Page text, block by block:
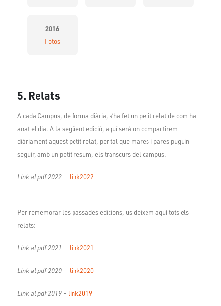
2016
Fotos
5. Relats
A cada Campus, de forma diària, s’ha fet un petit relat de com ha
anat el dia. A la següent edició, aquí serà on compartirem
diàriament aquest petit relat, per tal que mares i pares puguin
seguir, amb un petit resum, els transcurs del campus.
Link al pdf 2022 – link2022
Per rememorar les passades edicions, us deixem aquí tots els
relats:
Link al pdf 2021 – link2021
Link al pdf 2020 – link2020
Link al pdf 2019 – link2019